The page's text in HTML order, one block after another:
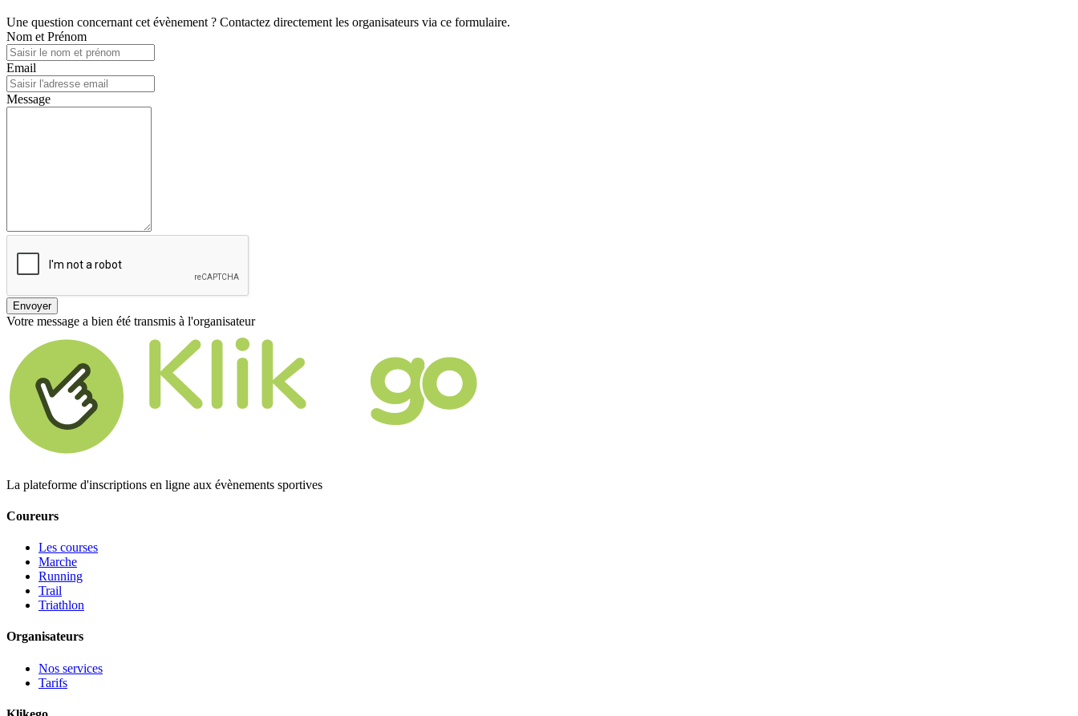
Une question concernant cet évènement ? Contactez directement les organisateurs via ce formulaire.
Nom et Prénom
Email
Message
Envoyer
Votre message a bien été transmis à l'organisateur
La plateforme d'inscriptions en ligne aux évènements sportives
Coureurs
Les courses
Marche
Running
Trail
Triathlon
Organisateurs
Nos services
Tarifs